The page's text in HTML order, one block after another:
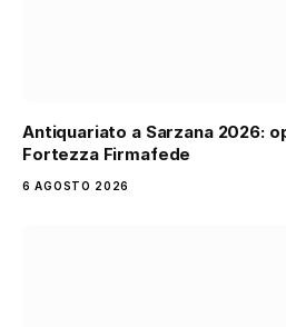
Antiquariato a Sarzana 2026:
Fortezza Firmafede
6 AGOSTO 2026